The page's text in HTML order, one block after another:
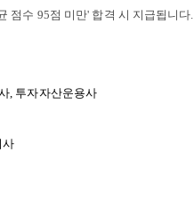
점수 95점 미만' 합격 시 지급됩니다.
, 투자자산운용사
사